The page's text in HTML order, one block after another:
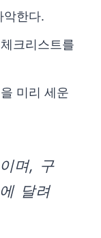
악한다.
크리스트를
미리 세운
며, 구
달려